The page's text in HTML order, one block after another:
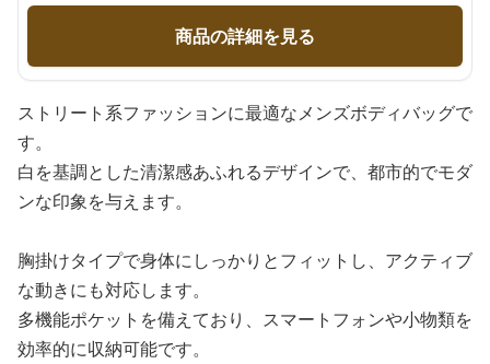
商品の詳細を見る
ストリート系ファッションに最適なメンズボディバッグで
す。
白を基調とした清潔感あふれるデザインで、都市的でモダ
ンな印象を与えます。
胸掛けタイプで身体にしっかりとフィットし、アクティブ
な動きにも対応します。
多機能ポケットを備えており、スマートフォンや小物類を
効率的に収納可能です。